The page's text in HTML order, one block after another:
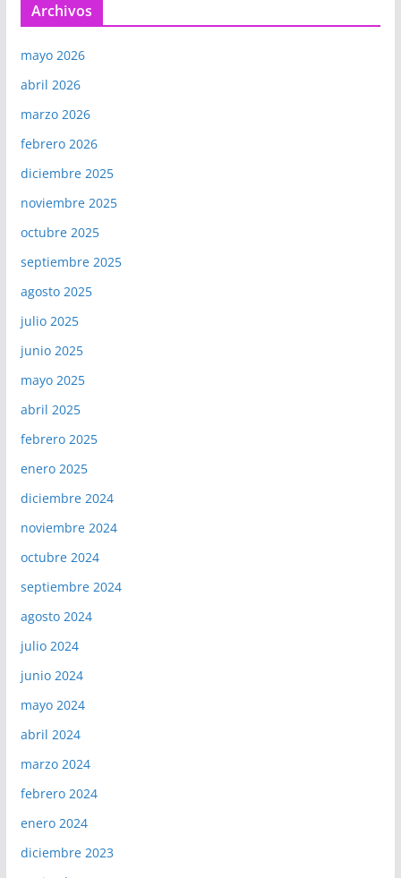
Archivos
mayo 2026
abril 2026
marzo 2026
febrero 2026
diciembre 2025
noviembre 2025
octubre 2025
septiembre 2025
agosto 2025
julio 2025
junio 2025
mayo 2025
abril 2025
febrero 2025
enero 2025
diciembre 2024
noviembre 2024
octubre 2024
septiembre 2024
agosto 2024
julio 2024
junio 2024
mayo 2024
abril 2024
marzo 2024
febrero 2024
enero 2024
diciembre 2023